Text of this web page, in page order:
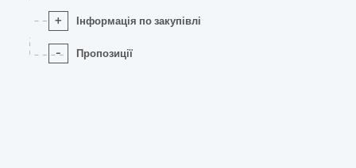
+ Інформація по закупівлі
- Пропозиції